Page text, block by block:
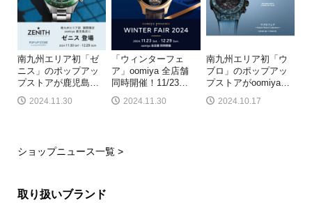
南九州エリア初「ゼ
ニス」のポップアッ
プストアが鹿児島…
2024.11.30
「ウィンターフェ
ア」oomiya 全店舗
同時開催！11/23…
2024.11.30
南九州エリア初「ウ
ブロ」のポップアッ
プストアがoomiya…
2024.10.17
ショップニュース一覧 >
取り扱いブランド